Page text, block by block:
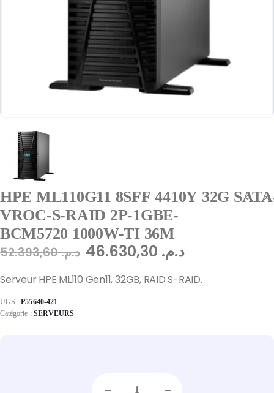
HPE ML110G11 8SFF 4410Y 32G
VROC-S-RAID 2P-1GBE-
BCM5720 1000W-TI 36M
د.م.52.393,60 د.م.
Serveur HPE ML110 Gen11, 32GB, RAID S-RAID.
UGS :P55640-421
Catégorie : SERVEURS